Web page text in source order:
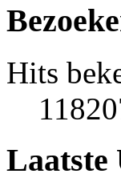
Hits
Laatste